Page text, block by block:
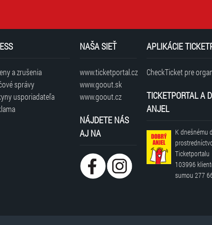
a zrušenia
správy
usporiadateľa
NAŠA SIEŤ
www.ticketportal.cz
www.goout.sk
www.goout.cz
NÁJDETE NÁS
AJ NA
APLIKÁCIE
CheckTicket pre
TICKETPORTAL A
ANJEL
K dnešnému
Ticketportalu
103996
sumou277